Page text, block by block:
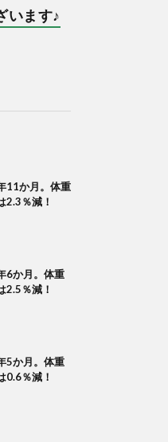
います♪
11か月。体重
2.3％減！
6か月。体重
2.5％減！
5か月。体重
0.6％減！